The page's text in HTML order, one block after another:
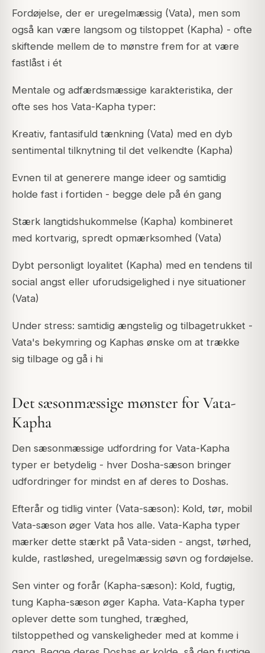
Fordøjelse, der er uregelmæssig (Vata), men som
også kan være langsom og tilstoppet (Kapha) - ofte
skiftende mellem de to mønstre frem for at være
fastlåst i ét
Mentale og adfærdsmæssige karakteristika, der
ofte ses hos Vata-Kapha typer:
Kreativ, fantasifuld tænkning (Vata) med en dyb
sentimental tilknytning til det velkendte (Kapha)
Evnen til at generere mange ideer og samtidig
holde fast i fortiden - begge dele på én gang
Stærk langtidshukommelse (Kapha) kombineret
med kortvarig, spredt opmærksomhed (Vata)
Dybt personligt loyalitet (Kapha) med en tendens til
social angst eller uforudsigelighed i nye situationer
(Vata)
Under stress: samtidig ængstelig og tilbagetrukket -
Vata's bekymring og Kaphas ønske om at trække
sig tilbage og gå i hi
Det sæsonmæssige mønster for Vata-
Kapha
Den sæsonmæssige udfordring for Vata-Kapha
typer er betydelig - hver Dosha-sæson bringer
udfordringer for mindst en af deres to Doshas.
Efterår og tidlig vinter (Vata-sæson): Kold, tør, mobil
Vata-sæson øger Vata hos alle. Vata-Kapha typer
mærker dette stærkt på Vata-siden - angst, tørhed,
kulde, rastløshed, uregelmæssig søvn og fordøjelse.
Sen vinter og forår (Kapha-sæson): Kold, fugtig,
tung Kapha-sæson øger Kapha. Vata-Kapha typer
oplever dette som tunghed, træghed,
tilstoppethed og vanskeligheder med at komme i